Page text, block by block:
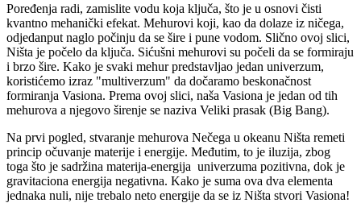
Poređenja radi, zamislite vodu koja ključa, što je u osnovi čisti
kvantno mehanički efekat. Mehurovi koji, kao da dolaze iz ničega,
odjedanput naglo počinju da se šire i pune vodom. Slično ovoj slici,
Ništa je počelo da ključa. Sićušni mehurovi su počeli da se formiraju
i brzo šire. Kako je svaki mehur predstavljao jedan univerzum,
koristićemo izraz "multiverzum" da dočaramo beskonačnost
formiranja Vasiona. Prema ovoj slici, naša Vasiona je jedan od tih
mehurova a njegovo širenje se naziva Veliki prasak (Big Bang).
Na prvi pogled, stvaranje mehurova Nečega u okeanu Ništa remeti
princip očuvanje materije i energije. Međutim, to je iluzija, zbog
toga što je sadržina materija-energija univerzuma pozitivna, dok je
gravitaciona energija negativna. Kako je suma ova dva elementa
jednaka nuli, nije trebalo neto energije da se iz Ništa stvori Vasiona!